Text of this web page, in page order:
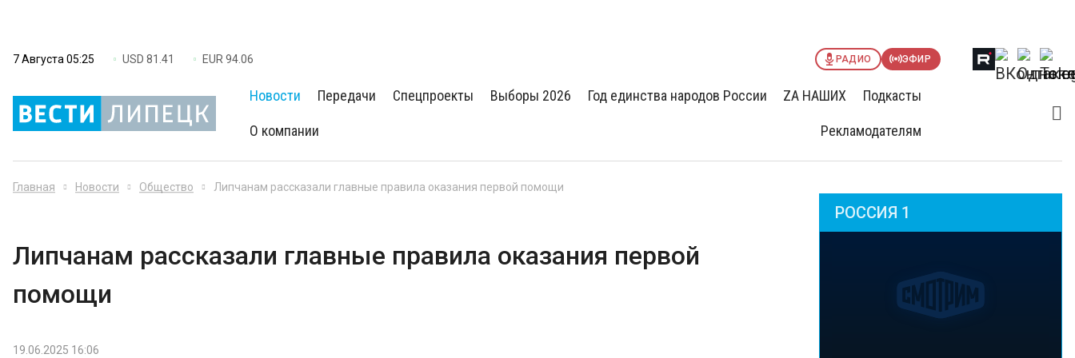
7 Августа 05:25 USD 81.41 EUR 94.06 РАДИО ЭФИР
Новости Передачи Спецпроекты Выборы 2026 Год единства народов России ZА НАШИХ Подкасты
О компании Рекламодателям
Главная Новости Общество Липчанам рассказали главные правила оказания первой помощи
Липчанам рассказали главные правила оказания первой
помощи
19.06.2025 16:06
РОССИЯ 1